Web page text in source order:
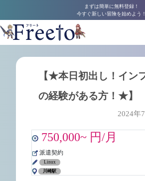
まずは簡単に無料登録！
今すぐ新しい冒険を始めよう！
【★本日初出し！イン
の経験がある方！★】
2024年
750,000~ 円/月
派遣契約
Linux
川崎駅